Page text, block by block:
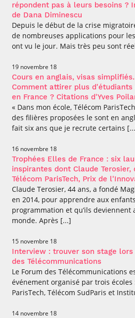
répondent pas à leurs besoins ?
de Dana Diminescu
Depuis le début de la crise
de nombreuses applications pour
ont vu le jour. Mais très peu sont
19 novembre 18
Cours en anglais, visas
Comment attirer plus d'étudiants
en France ? Citations d'Yves
« Dans mon école, Télécom
des filières proposées le sont en
fait six ans que je recrute certains
16 novembre 18
Trophées Elles de France : six
inspirantes dont Claude Terosier,
Télécom ParisTech, Prix de
Claude Terosier, 44 ans, a fondé
en 2014, pour apprendre aux
programmation et qu’ils deviennent
monde. Après [...]
15 novembre 18
Interview : trouver son stage lors
des Télécommunications
Le Forum des Télécommunications
événement organisé par trois écoles
ParisTech, Télécom SudParis et
14 novembre 18